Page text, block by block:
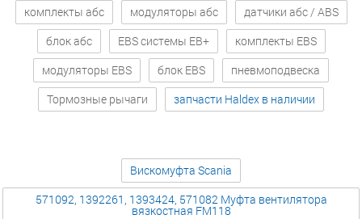
комплекты абс
модуляторы абс
датчики абс / ABS
блок абс
EBS системы EB+
комплекты EBS
модуляторы EBS
блок EBS
пневмоподвеска
Тормозные рычаги
запчасти Haldex в наличии
Вискомуфта Scania
571092, 1392261, 1393424, 571082 Муфта вентилятора
вязкостная FM118